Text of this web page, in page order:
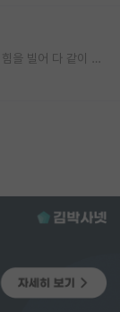
후배들의 진로 선택과 균형된 정보 획득을 위해 익명의 힘을 빌어 다 같이 연봉 공개 타임 한번 갖는 것 어때요?